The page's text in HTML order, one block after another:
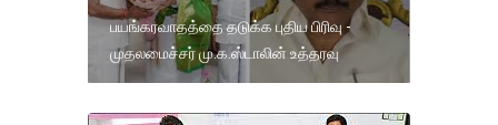
பயங்கரவாதத்தை தடுக்க புதிய பிரிவு -
முதலமைச்சர் மு.க.ஸ்டாலின் உத்தரவு